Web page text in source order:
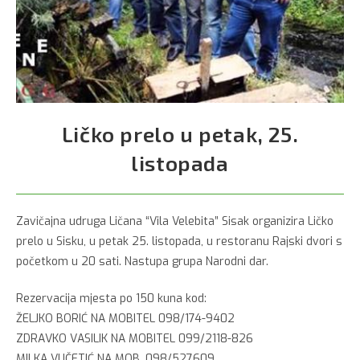
Ličko prelo u petak, 25.
listopada
Zavičajna udruga Ličana “Vila Velebita” Sisak organizira Ličko
prelo u Sisku, u petak 25. listopada, u restoranu Rajski dvori s
početkom u 20 sati. Nastupa grupa Narodni dar.
Rezervacija mjesta po 150 kuna kod:
ŽELJKO BORIĆ NA MOBITEL 098/174-9402
ZDRAVKO VASILIK NA MOBITEL 099/2118-826